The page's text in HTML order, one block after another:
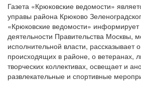
Газета «Крюковские ведомости»
управы района Крюково
«Крюковские ведомости»
деятельности Правительства Москвы,
исполнительной власти, рассказывает
происходящих в районе, о ветеранах,
творческих коллективах, освещает и
развлекательные и спортивные